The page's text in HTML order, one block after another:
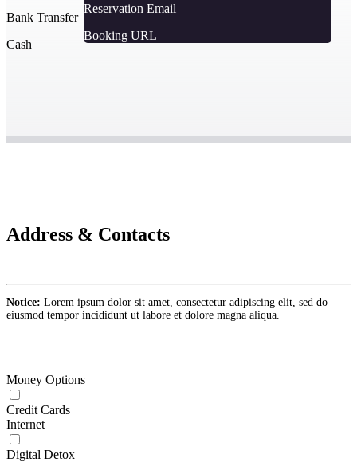
Bank Transfer
Cash
Reservation Email
Booking URL
Address & Contacts
Notice: Lorem ipsum dolor sit amet, consectetur adipiscing elit, sed do
eiusmod tempor incididunt ut labore et dolore magna aliqua.
Money Options
Credit Cards
Internet
Digital Detox